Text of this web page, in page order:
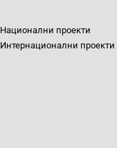
Национални проекти
Интернационални проекти